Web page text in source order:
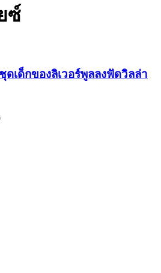
ซ์
เด็กของลิเวอร์พูลลงฟัดวิลล่า